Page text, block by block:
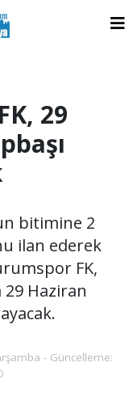
29
bitimine 2
ilan ederek
FK,
29 Haziran
- Güncelleme: